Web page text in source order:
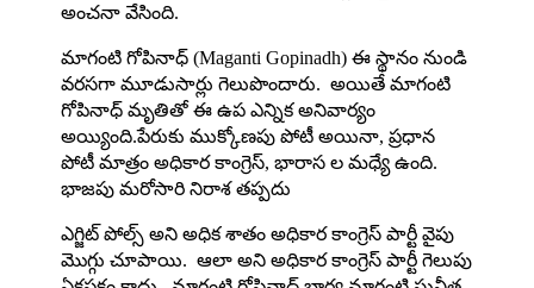
అంచనా వేసింది.
మాగంటి గోపినాధ్ (Maganti Gopinadh) ఈ స్థానం నుండి
వరసగా మూడుసార్లు గెలుపొందారు. అయితే మాగంటి
గోపినాధ్ మృతితో ఈ ఉప ఎన్నిక అనివార్యం
అయ్యింది.పేరుకు ముక్కోణపు పోటీ అయినా, ప్రధాన
పోటీ మాత్రం అధికార కాంగ్రెస్, భారాస ల మధ్యే ఉంది.
భాజపు మరోసారి నిరాశ తప్పదు
ఎగ్జిట్ పోల్స్ అని అధిక శాతం అధికార కాంగ్రెస్ పార్టీ వైపు
మొగ్గు చూపాయి. ఆలా అని అధికార కాంగ్రెస్ పార్టీ గెలుపు